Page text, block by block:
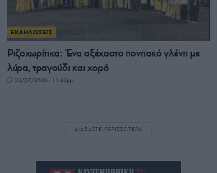
ΕΚΔΗΛΩΣΕΙΣ
Ριζοχωρίτικα: Ένα αξέχαστο ποντιακό γλέντι με
λύρα, τραγούδι και χορό
22/07/2026 - 11:42μμ
ΔΙΑΒΑΣΤΕ ΠΕΡΙΣΣΟΤΕΡΑ